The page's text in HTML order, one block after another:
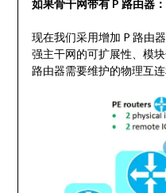
如果骨干网带有 P 路由器：
现在我们采用增加 P 路由
强主干网的可扩展性、模
路由器需要维护的物理互